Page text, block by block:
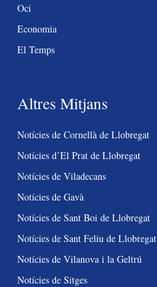
Oci
Economia
El Temps
Altres Mitjans
Notícies de Cornellà de Llobregat
Notícies d’El Prat de Llobregat
Notícies de Viladecans
Notícies de Gavà
Notícies de Sant Boi de Llobregat
Notícies de Sant Feliu de Llobregat
Notícies de Vilanova i la Geltrú
Notícies de Sitges